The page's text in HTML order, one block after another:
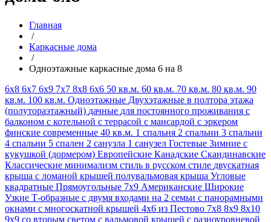
Главная
/
Каркасные дома
/
Одноэтажные каркасные дома 6 на 8
6х8 6х7 6х9 7х7 8х8 6х6 50 кв.м. 60 кв.м. 70 кв.м. 80 кв.м. 90
кв.м. 100 кв.м. Одноэтажные Двухэтажные в полтора этажа
(полутораэтажный) дачные для постоянного проживания с
балконом с котельной с террасой с мансардой с эркером
финские современные 40 кв.м. 1 спальня 2 спальни 3 спальни
4 спальни 5 спален 2 санузла 1 санузел Гостевые Зимние с
кукушкой (дормером) Европейские Канадские Скандинавские
Классические минимализм стиль в русском стиле двускатная
крыша с ломаной крышей полувальмовая крыша Угловые
квадратные Прямоугольные 7х9 Американские Широкие
Узкие Т-образные с двумя входами на 2 семьи с панорамными
окнами с многоскатной крышей 4х6 из Пестово 7х8 8х9 8х10
9х9 со вторым светом с вальмовой крышей с разноуровневой